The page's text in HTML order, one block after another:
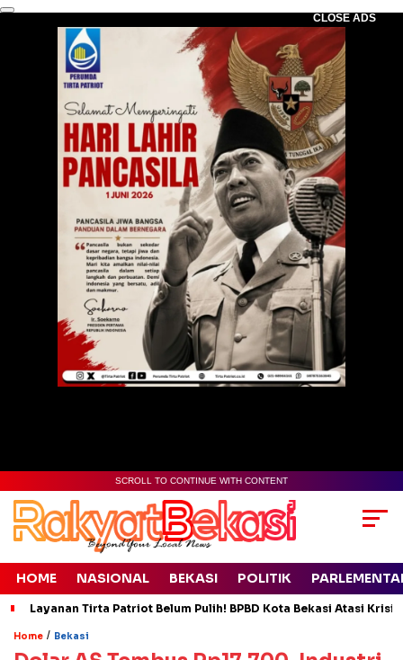
CLOSE ADS
SCROLL TO CONTINUE WITH CONTENT
HOME NASIONAL BEKASI POLITIK
Layanan Tirta Patriot Belum Pulih! BPBD Kota Bekasi Atasi
Home / Bekasi